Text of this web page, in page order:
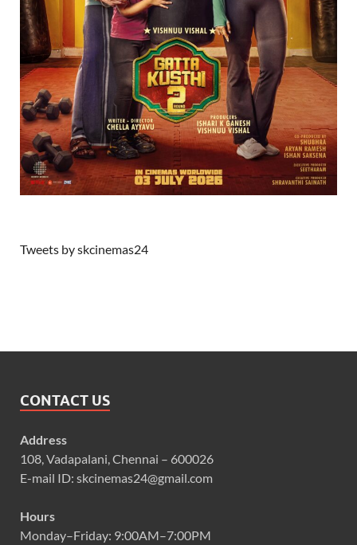
Tweets by skcinemas24
CONTACT US
Address
108, Vadapalani, Chennai – 600026
E-mail ID: skcinemas24@gmail.com
Hours
Monday–Friday: 9:00AM–7:00PM